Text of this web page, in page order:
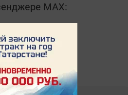
MАХ:
,Дзен